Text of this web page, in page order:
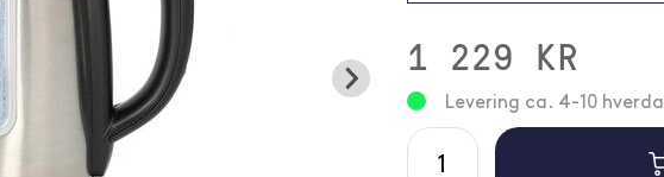
1 229 KR
Levering ca. 4-10